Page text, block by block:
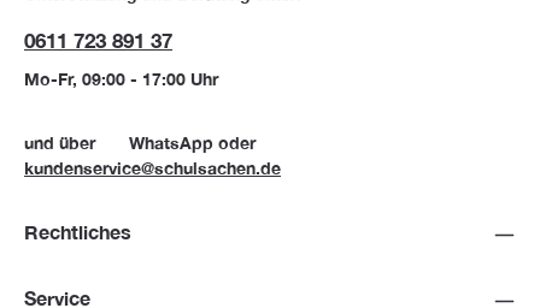
0611 723 891 37
Mo-Fr, 09:00 - 17:00 Uhr
und über WhatsApp oder
kundenservice@schulsachen.de
Rechtliches
Service